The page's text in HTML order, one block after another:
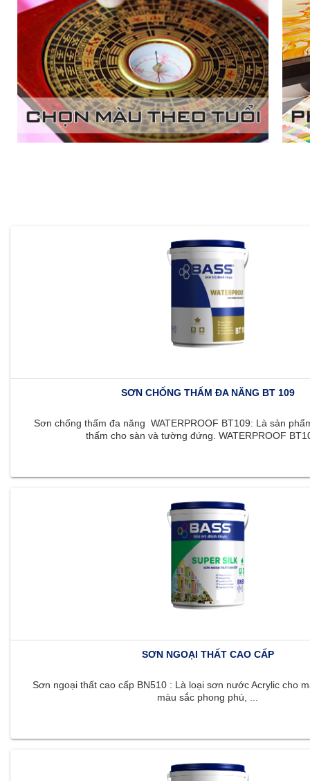
SƠN CHỐNG THẤM ĐA NĂNG BT 109
Sơn chống thấm đa năng WATERPROOF BT109: Là sản
thấm cho sàn và tường đứng. WATERPROOF
SƠN NGOẠI THẤT CAO CẤP
Sơn ngoại thất cao cấp BN510 : Là loại sơn nước Acrylic cho
màu sắc phong phú, ...